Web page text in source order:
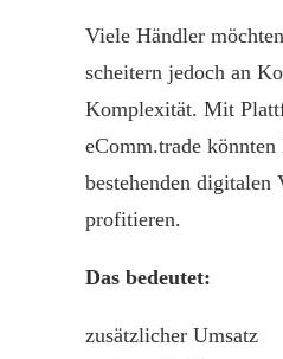
Viele Händler
scheitern jedoch an
Komplexität. Mit
eComm.trade
bestehenden digitalen
profitieren.
Das bedeutet:
zusätzlicher Umsatz